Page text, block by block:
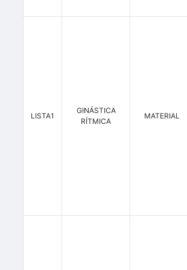
LISTA1
GINÁSTICA
RÍTMICA
MATERIAL